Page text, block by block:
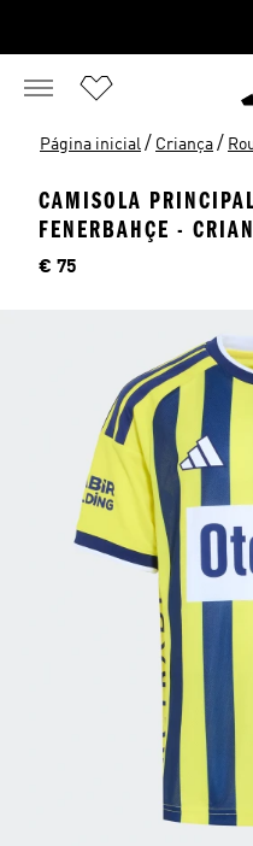
Página inicial / Criança /
CAMISOLA
FENERBAHÇE -
Preço
€ 75